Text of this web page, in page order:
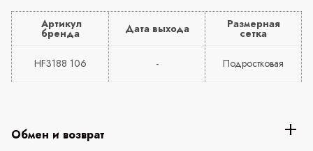
Артикул
бренда Дата выхода Размерная
сетка
HF3188 106 - Подростковая
Обмен и возврат